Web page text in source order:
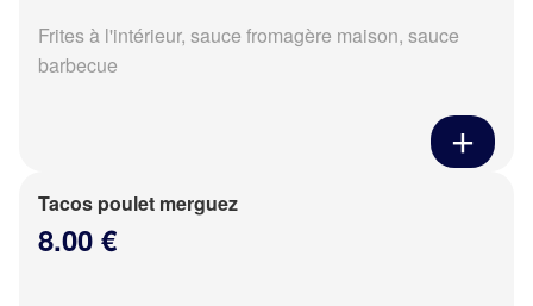
Frites à l'intérieur, sauce fromagère maison, sauce
barbecue
Tacos poulet merguez
8.00 €